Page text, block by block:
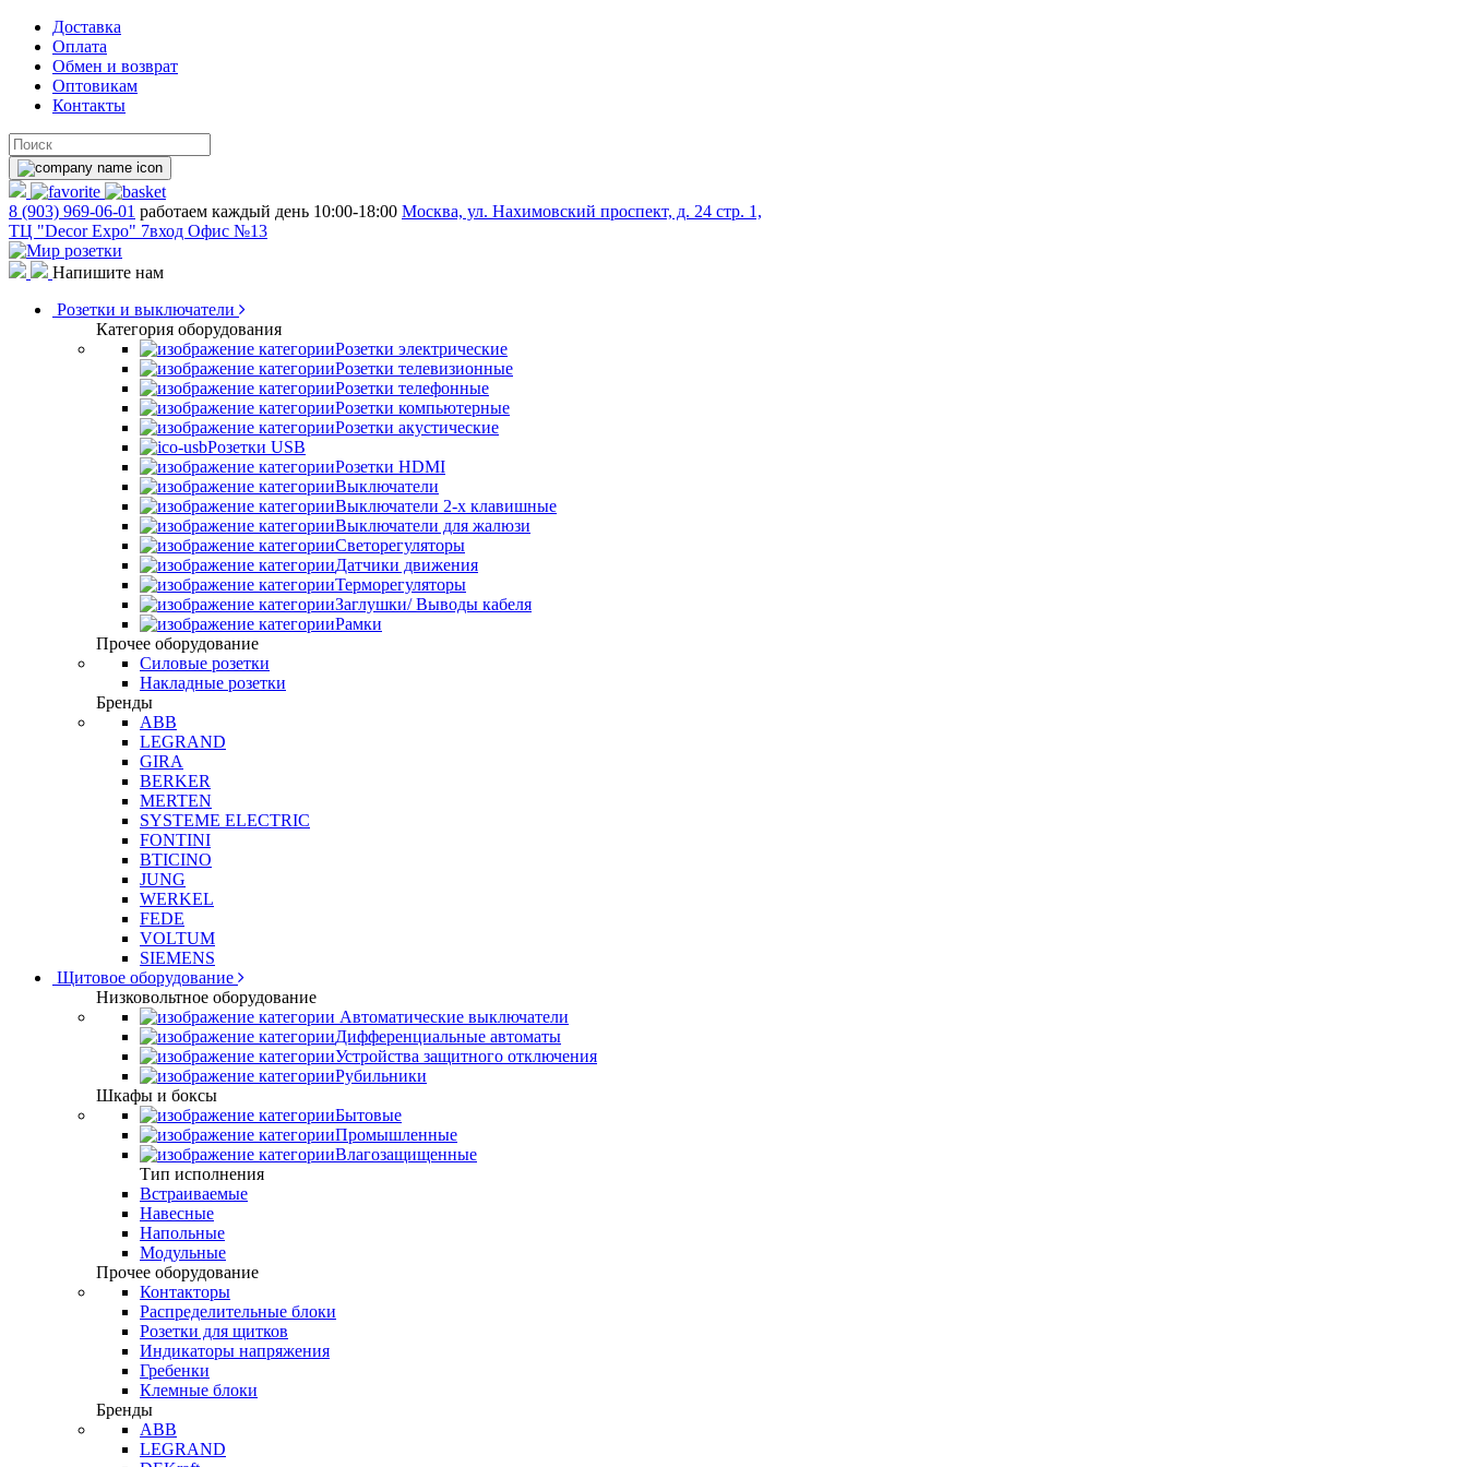
Доставка
Оплата
Обмен и возврат
Оптовикам
Контакты
8 (903) 969-06-01 работаем каждый день 10:00-18:00 Москва, ул. Нахимовский проспект, д. 24 стр. 1,
ТЦ "Decor Expo" 7вход Офис №13
Напишите нам
Розетки и выключатели
Категория оборудования
Розетки электрические
Розетки телевизионные
Розетки телефонные
Розетки компьютерные
Розетки акустические
Розетки USB
Розетки HDMI
Выключатели
Выключатели 2-х клавишные
Выключатели для жалюзи
Светорегуляторы
Датчики движения
Терморегуляторы
Заглушки/ Выводы кабеля
Рамки
Прочее оборудование
Силовые розетки
Накладные розетки
Бренды
ABB
LEGRAND
GIRA
BERKER
MERTEN
SYSTEME ELECTRIC
FONTINI
BTICINO
JUNG
WERKEL
FEDE
VOLTUM
SIEMENS
Щитовое оборудование
Низковольтное оборудование
Автоматические выключатели
Дифференциальные автоматы
Устройства защитного отключения
Рубильники
Шкафы и боксы
Бытовые
Промышленные
Влагозащищенные
Тип исполнения
Встраиваемые
Навесные
Напольные
Модульные
Прочее оборудование
Контакторы
Распределительные блоки
Розетки для щитков
Индикаторы напряжения
Гребенки
Клемные блоки
Бренды
ABB
LEGRAND